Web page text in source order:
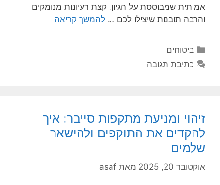
אמיתית שמבוססת על הגיון, קצת רעיונות מנומקים
והרבה תובנות שיצילו לכם … להמשך קריאה
קטגוריות
ביטוחים
כתיבת תגובה
זיהוי ומניעת מתקפות סייבר: איך
להקדים את התוקפים ולהישאר
שלמים
אוקטובר 20, 2025 מאת asaf